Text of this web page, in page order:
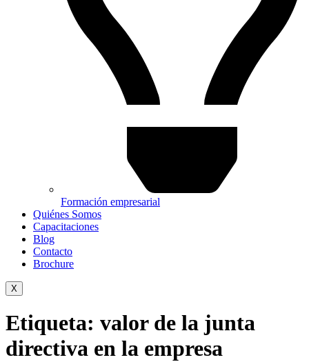
Formación empresarial
Quiénes Somos
Capacitaciones
Blog
Contacto
Brochure
X
Etiqueta: valor de la junta
directiva en la empresa